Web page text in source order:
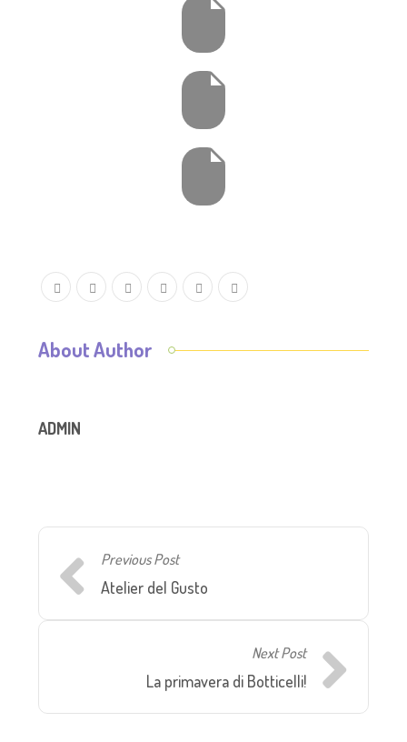
About Author
ADMIN
Previous Post
Atelier del Gusto
Next Post
La primavera di Botticelli!